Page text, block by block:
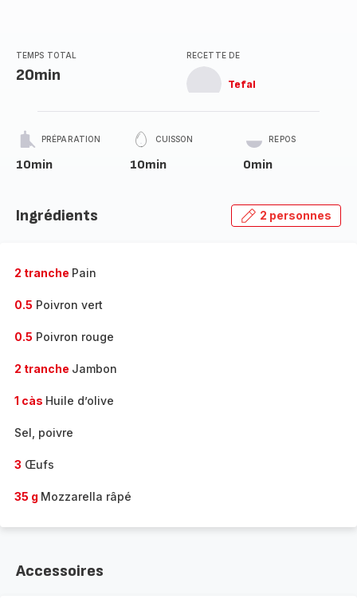
TEMPS TOTAL
20min
RECETTE DE
Tefal
PRÉPARATION
10min
CUISSON
10min
REPOS
0min
Ingrédients 2 personnes
2 tranche Pain
0.5 Poivron vert
0.5 Poivron rouge
2 tranche Jambon
1 càs Huile d’olive
Sel, poivre
3 Œufs
35 g Mozzarella râpé
Accessoires